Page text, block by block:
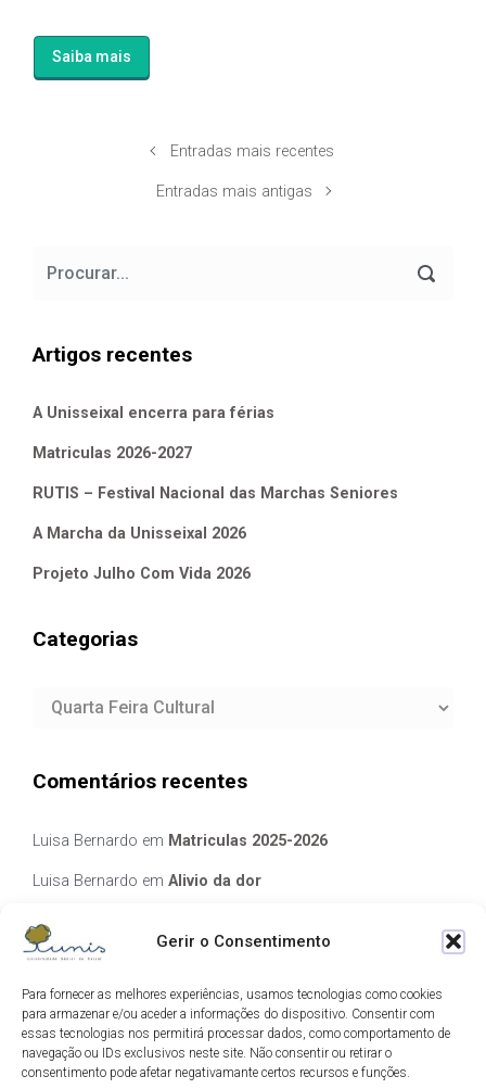
Gerir o Consentimento
Para fornecer as melhores experiências, usamos tecnologias como cookies
para armazenar e/ou aceder a informações do dispositivo. Consentir com
essas tecnologias nos permitirá processar dados, como comportamento de
navegação ou IDs exclusivos neste site. Não consentir ou retirar o
consentimento pode afetar negativamante certos recursos e funções.
Saiba mais
Entradas mais recentes
Entradas mais antigas
Artigos recentes
A Unisseixal encerra para férias
Matriculas 2026-2027
RUTIS – Festival Nacional das Marchas Seniores
A Marcha da Unisseixal 2026
Projeto Julho Com Vida 2026
Categorias
Categorias
Comentários recentes
Luisa Bernardo em Matriculas 2025-2026
Luisa Bernardo em Alivio da dor
Manuela Silva
elisabete Garcia Fernandes Serra
Luis GuedesemEcos de Camilo
Arquivo